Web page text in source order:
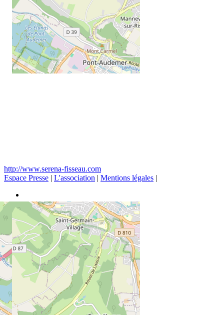
http://www.serena-fisseau.com
Espace Presse | L'association | Mentions légales |